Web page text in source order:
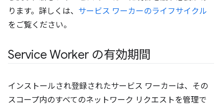
ります。詳しくは、 サービス ワーカーのライフサイクル
をご覧ください。
Service Worker の有効期間
インストールされ登録されたサービス ワーカーは、その
スコープ内のすべてのネットワーク リクエストを管理で